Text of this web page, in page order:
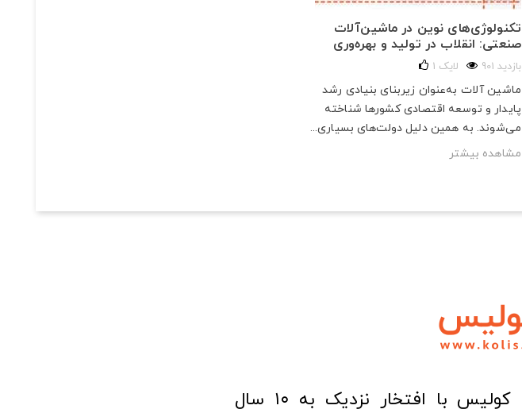
تکنولوژی‌های نوین در ماشین‌آلات
صنعتی: انقلاب در تولید و بهره‌وری
901 بازدید 1 لایک
ماشین آلات به‌عنوان زیربنای بنیادی رشد
پایدار و توسعه اقتصادی کشورها شناخته
می‌شوند. به همین دلیل دولت‌های بسیاری...
مشاهده بیشتر
فروشگاه آنلاین ابزار و تجهیزات صنعتی کولیس با افتخار نزدیک به ۱۰ سال